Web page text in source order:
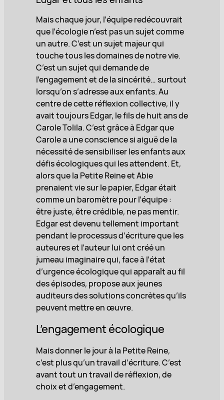
Mais chaque jour, l’équipe redécouvrait
que l’écologie n’est pas un sujet comme
un autre. C’est un sujet majeur qui
touche tous les domaines de notre vie.
C’est un sujet qui demande de
l’engagement et de la sincérité… surtout
lorsqu’on s’adresse aux enfants. Au
centre de cette réflexion collective, il y
avait toujours Edgar, le fils de huit ans de
Carole Tolila. C’est grâce à Edgar que
Carole a une conscience si aiguë de la
nécessité de sensibiliser les enfants aux
défis écologiques qui les attendent. Et,
alors que la Petite Reine et Abie
prenaient vie sur le papier, Edgar était
comme un baromètre pour l’équipe :
être juste, être crédible, ne pas mentir.
Edgar est devenu tellement important
pendant le processus d’écriture que les
auteures et l’auteur lui ont créé un
jumeau imaginaire qui, face à l’état
d’urgence écologique qui apparaît au fil
des épisodes, propose aux jeunes
auditeurs des solutions concrètes qu’ils
peuvent mettre en œuvre.
L’engagement écologique
Mais donner le jour à la Petite Reine,
c’est plus qu’un travail d’écriture. C’est
avant tout un travail de réflexion, de
choix et d’engagement.